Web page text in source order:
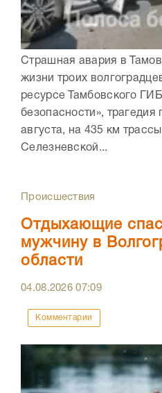
Страшная авария в
жизни троих
ресурсе Тамбовского
безопасности»,
августа, на 435 км
Селезневской...
Происшествия
Отдыхающие
мужчину в
области
04.08.202607:09
Комментарии